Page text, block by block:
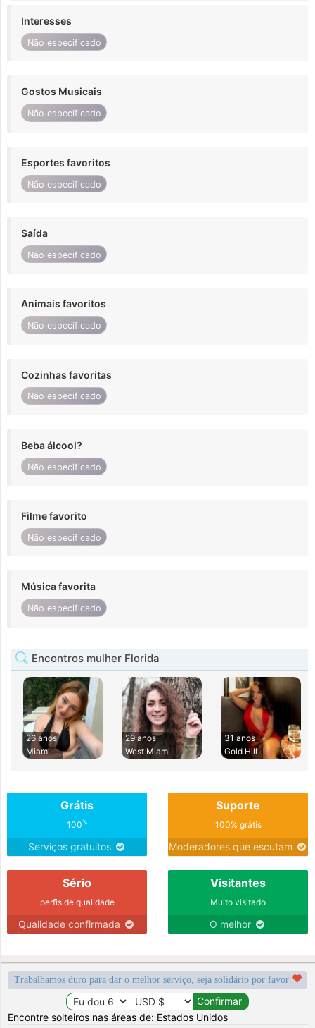
Interesses
Não especificado
Gostos Musicais
Não especificado
Esportes favoritos
Não especificado
Saída
Não especificado
Animais favoritos
Não especificado
Cozinhas favoritas
Não especificado
Beba álcool?
Não especificado
Filme favorito
Não especificado
Música favorita
Não especificado
Encontros mulher Florida
26 anos
Miami
29 anos
West Miami
31 anos
Gold Hill
Grátis
100%
Serviços gratuitos
Suporte
100% grátis
Moderadores que escutam
Sério
perfis de qualidade
Qualidade confirmada
Visitantes
Muito visitado
O melhor
Trabalhamos duro para dar o melhor serviço, seja solidário por favor
Encontre solteiros nas áreas de: Estados Unidos